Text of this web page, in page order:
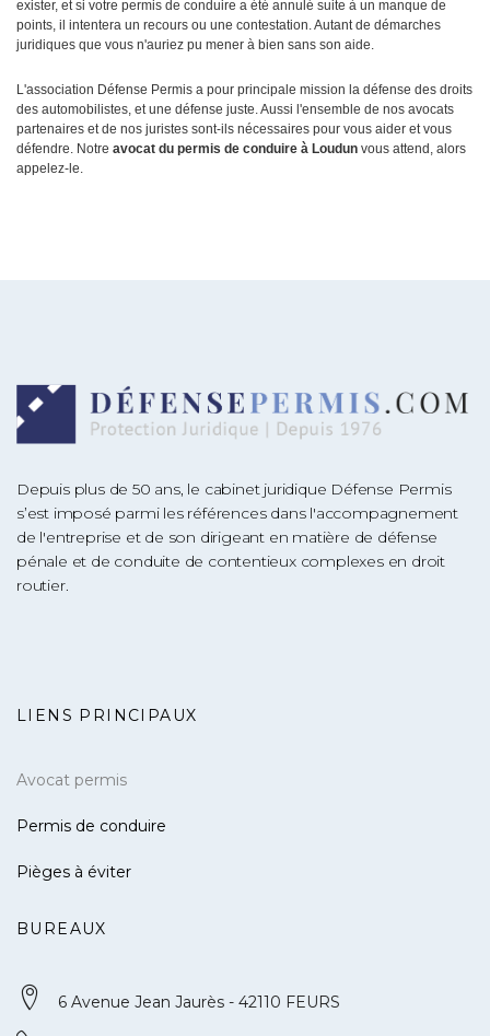
exister, et si votre permis de conduire a été annulé suite à un manque de
points, il intentera un recours ou une contestation. Autant de démarches
juridiques que vous n'auriez pu mener à bien sans son aide.
L'association Défense Permis a pour principale mission la défense des droits
des automobilistes, et une défense juste. Aussi l'ensemble de nos avocats
partenaires et de nos juristes sont-ils nécessaires pour vous aider et vous
défendre. Notre avocat du permis de conduire à Loudun vous attend, alors
appelez-le.
Depuis plus de 50 ans, le cabinet juridique Défense Permis
s’est imposé parmi les références dans l'accompagnement
de l'entreprise et de son dirigeant en matière de défense
pénale et de conduite de contentieux complexes en droit
routier.
LIENS PRINCIPAUX
Avocat permis
Permis de conduire
Pièges à éviter
BUREAUX
6 Avenue Jean Jaurès - 42110 FEURS